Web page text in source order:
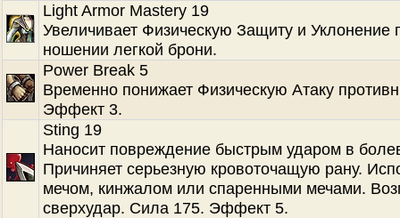
Light Armor Mastery 19
Увеличивает Физическую Защиту и Уклонение
ношении легкой брони.
Power Break 5
Временно понижает Физическую Атаку
Эффект 3.
Sting 19
Наносит повреждение быстрым ударом в
Причиняет серьезную кровоточащую рану.
мечом, кинжалом или спаренными мечами.
сверхудар. Сила 175. Эффект 5.